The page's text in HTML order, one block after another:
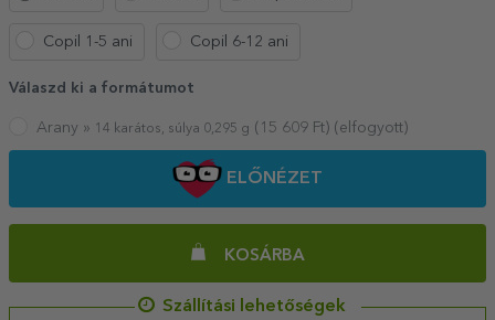
Copil 1-5 ani Copil 6-12 ani
Válaszd ki a formátumot
Arany » 14 karátos, súlya 0,295 g ( 15 609 Ft) (elfogyott)
ELŐNÉZET
KOSÁRBA
Szállítási lehetőségek